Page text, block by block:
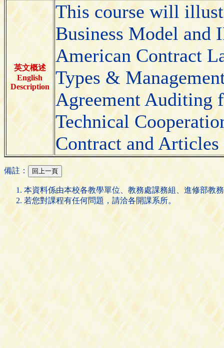
英文概述
English
Description
This course will
Business Model and
American Contract
Types &
Agreement Auditing
Technical
Contract and
備註：
本資料係由本校各教學單位、教務處課務組、進修部教
若您對課程有任何問題，請洽各開課系所。